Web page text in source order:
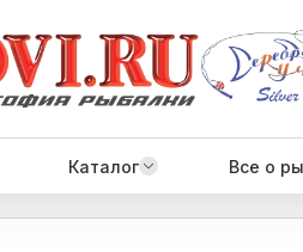
Каталог Все о